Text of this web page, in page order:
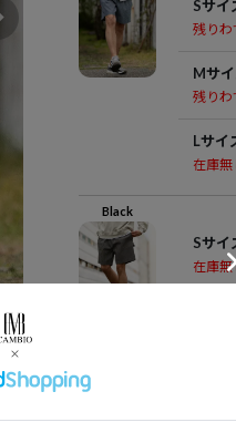
Sサイ
残りわ
Mサ
残りわ
Lサイ
在庫無
Black
Sサイ
在庫無